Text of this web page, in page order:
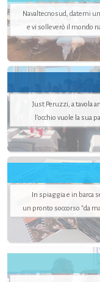
Navaltecnosud, datemi
e vi solleverò il mondo
Just Peruzzi, a tavola
l’occhio vuole la sua
In spiaggia e in barca
un pronto soccorso "da